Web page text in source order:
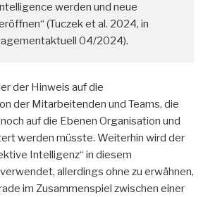
werden und neue
(Tuczek et al. 2024, in
04/2024).
der Hinweis auf die
der Mitarbeitenden und Teams, die
auf die Ebenen Organisation und
werden müsste. Weiterhin wird der
Intelligenz“ in diesem
allerdings ohne zu erwähnen,
im Zusammenspiel zwischen einer